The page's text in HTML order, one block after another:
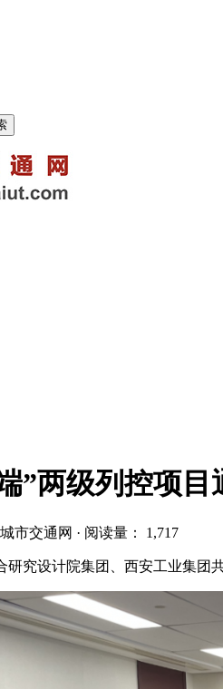
”两级列控项目
市交通网 · 阅读量： 1,717
究设计院集团、西安工业集团